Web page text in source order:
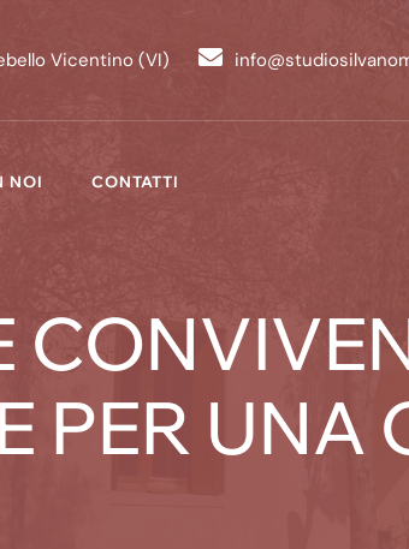
Vicentino (VI)
NOI CONTATTI
PER UNA